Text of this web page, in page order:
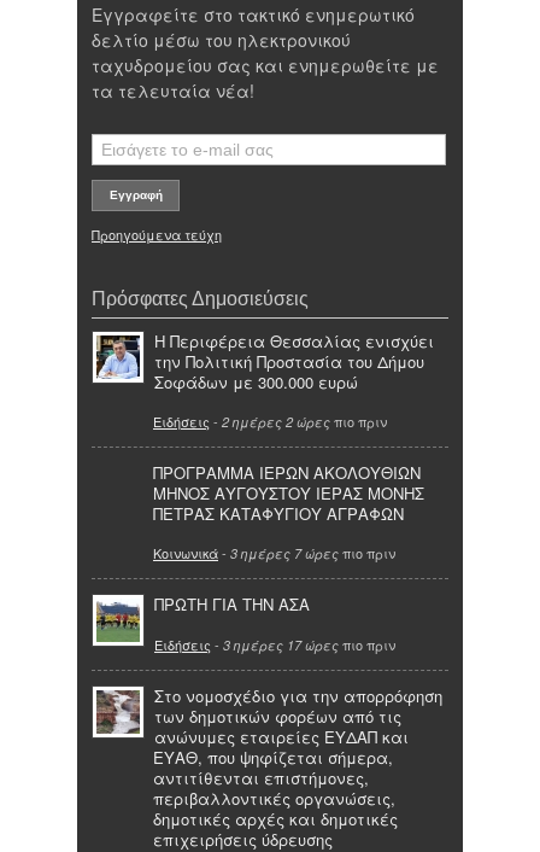
Εγγραφείτε στο τακτικό ενημερωτικό
δελτίο μέσω του ηλεκτρονικού
ταχυδρομείου σας και ενημερωθείτε με
τα τελευταία νέα!
Προηγούμενα τεύχη
Πρόσφατες Δημοσιεύσεις
Η Περιφέρεια Θεσσαλίας ενισχύει
την Πολιτική Προστασία του Δήμου
Σοφάδων με 300.000 ευρώ
Ειδήσεις - 2 ημέρες 2 ώρες πιο πριν
ΠΡΟΓΡΑΜΜΑ ΙΕΡΩΝ ΑΚΟΛΟΥΘΙΩΝ
ΜΗΝΟΣ ΑΥΓΟΥΣΤΟΥ ΙΕΡΑΣ ΜΟΝΗΣ
ΠΕΤΡΑΣ ΚΑΤΑΦΥΓΙΟΥ ΑΓΡΑΦΩΝ
Κοινωνικά- 3 ημέρες 7 ώρες πιο πριν
ΠΡΩΤΗ ΓΙΑ ΤΗΝ ΑΣΑ
Ειδήσεις - 3 ημέρες 17 ώρες πιο πριν
Στο νομοσχέδιο για την απορρόφηση
των δημοτικών φορέων από τις
ανώνυμες εταιρείες ΕΥΔΑΠ και
ΕΥΑΘ, που ψηφίζεται σήμερα,
αντιτίθενται επιστήμονες,
περιβαλλοντικές οργανώσεις,
δημοτικές αρχές και δημοτικές
επιχειρήσεις ύδρευσης